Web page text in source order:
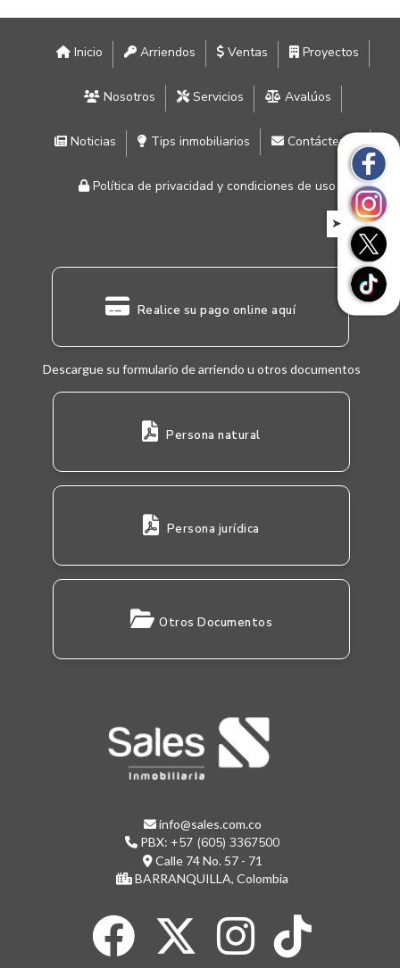
Inicio Arriendos Ventas Proyectos
Nosotros Servicios Avalúos
Noticias Tips inmobiliarios Contáctenos
Política de privacidad y condiciones de uso
Realice su pago online aquí
Descargue su formulario de arriendo u otros documentos
Persona natural
Persona jurídica
Otros Documentos
info@sales.com.co
PBX: +57 (605) 3367500
Calle 74 No. 57 - 71
BARRANQUILLA, Colombia
➤